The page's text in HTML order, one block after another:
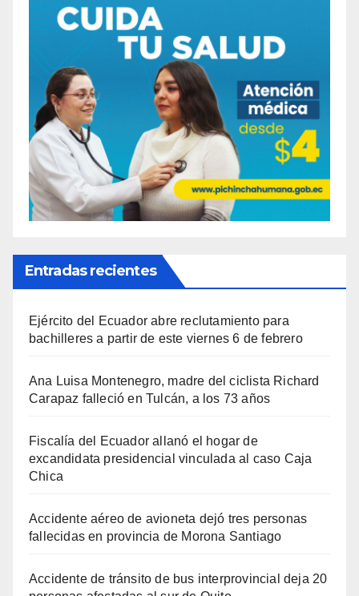
Entradas recientes
Ejército del Ecuador abre reclutamiento para
bachilleres a partir de este viernes 6 de febrero
Ana Luisa Montenegro, madre del ciclista Richard
Carapaz falleció en Tulcán, a los 73 años
Fiscalía del Ecuador allanó el hogar de
excandidata presidencial vinculada al caso Caja
Chica
Accidente aéreo de avioneta dejó tres personas
fallecidas en provincia de Morona Santiago
Accidente de tránsito de bus interprovincial deja 20